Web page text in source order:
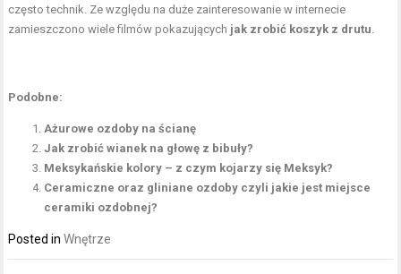
często technik. Ze względu na duże zainteresowanie w internecie
zamieszczono wiele filmów pokazujących jak zrobić koszyk z drutu
Podobne:
Ażurowe ozdoby na ścianę
Jak zrobić wianek na głowę z bibuły?
Meksykańskie kolory – z czym kojarzy się Meksyk?
Ceramiczne oraz gliniane ozdoby czyli jakie jest miejsce
ceramiki ozdobnej?
Posted inWnętrze